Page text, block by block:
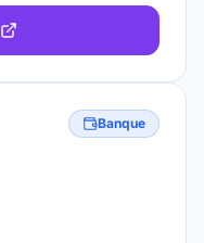
Banque